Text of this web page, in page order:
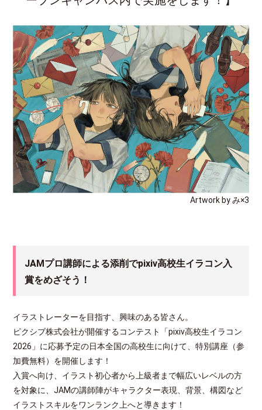
Artwork by み×3
JAMプロ講師による添削でpixiv高校生イラコン入
賞をめざそう！
イラストレーターを目指す、興味のある皆さん。
ピクシブ株式会社が開催するコンテスト「pixiv高校生イラコン
2026」に応募予定の日本全国の高校生に向けて、特別講座（参
加費無料）を開催します！
入賞へ向け、イラスト初心者から上級者まで幅広いレベルの方
を対象に、JAMの講師陣がキャラクター表現、背景、構図など
イラストスキルをワンランク上へと導きます！